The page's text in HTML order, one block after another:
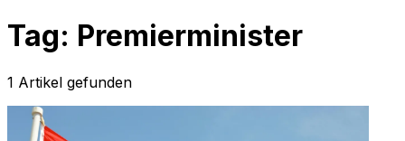
Tag: Premierminister
1 Artikel gefunden